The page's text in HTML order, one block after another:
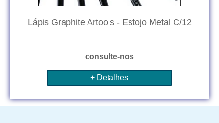
Lápis Graphite Artools - Estojo Metal C/12
consulte-nos
+ Detalhes